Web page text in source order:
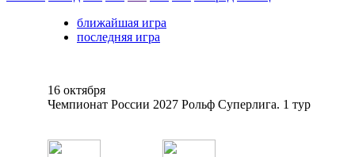
ближайшая игра
последняя игра
16 октября
Чемпионат России 2027 Рольф Суперлига. 1 тур